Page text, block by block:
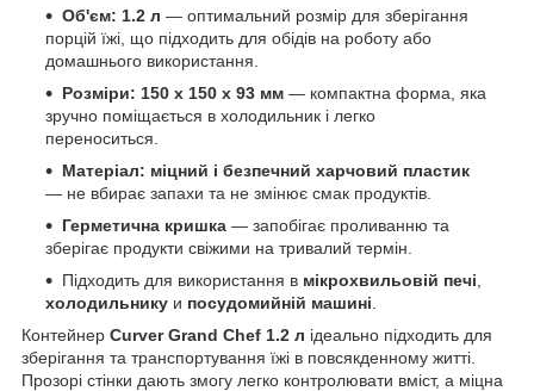
Об'єм: 1.2 л — оптимальний розмір для зберігання
порцій їжі, що підходить для обідів на роботу або
домашнього використання.
Розміри: 150 x 150 x 93 мм — компактна форма, яка
зручно поміщається в холодильник і легко
переноситься.
Матеріал: міцний і безпечний харчовий пластик
— не вбирає запахи та не змінює смак продуктів.
Герметична кришка — запобігає проливанню та
зберігає продукти свіжими на тривалий термін.
Підходить для використання в мікрохвильовій печі
холодильнику и посудомийній машині
Контейнер Curver Grand Chef 1.2 л ідеально підходить для
зберігання та транспортування їжі в повсякденному житті.
Прозорі стінки дають змогу легко контролювати вміст, а міцна